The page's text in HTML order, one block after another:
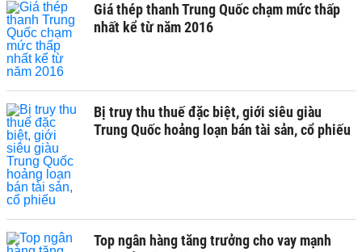
Giá thép thanh Trung Quốc chạm mức thấp
nhất kể từ năm 2016
Bị truy thu thuế đặc biệt, giới siêu giàu
Trung Quốc hoảng loạn bán tài sản, cổ phiếu
Top ngân hàng tăng trưởng cho vay mạnh